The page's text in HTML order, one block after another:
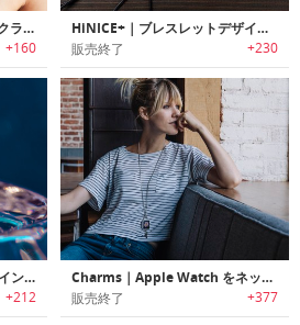
Velvet Choker Necklace｜クラシックなベルベットチョーカーネックレス
+160
HiNICE+｜ブレスレットデザインHi-FiサウンドBluetoothイヤホン「ハイナイス+」
販売終了 +230
Mario Block｜ブロックデザインペンダントアクセサリー
+212
Charms｜Apple Watch をネックレスに変身させるアクセサリー
販売終了 +377